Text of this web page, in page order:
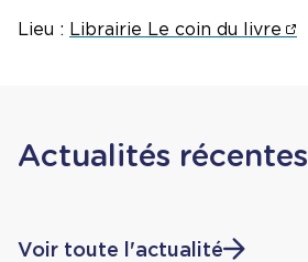
Lieu : Librairie Le coin du livre
Actualités récentes
Voir toute l'actualité